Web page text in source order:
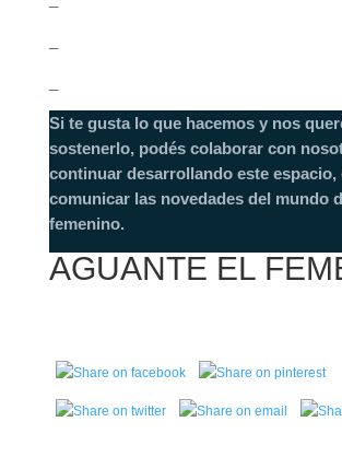
Si te gusta lo que hacemos y nos
sostenerlo, podés colaborar con
continuar desarrollando este espacio,
comunicar las novedades del mundo
femenino.
AGUANTE EL